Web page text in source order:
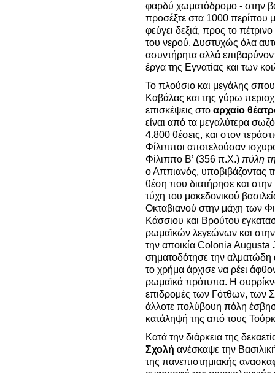
φαρδύ χωματόδρομο - στην
προσέξτε στα 1000 περίπου
φεύγει δεξιά, προς το
του νερού. Δυστυχώς όλα
ασυντήρητα αλλά
έργα της Εγνατίας και των
Το πλούσιο και μεγάλης
Καβάλας και της γύρω
επισκέψεις στο αρχαίο
είναι από τα μεγαλύτερα
4.800 θέσεις, και στον
Φίλιπποι αποτελούσαν
Φίλιππο Β’ (356 π.Χ.) πύλη
ο Αππιανός, υποβιβάζοντας
θέση που διατήρησε και
τύχη του μακεδονικού
Οκταβιανού στην μάχη των
Κάσσιου και Βρούτου
ρωμαϊκών λεγεώνων και στην
την αποικία Colonia
σηματοδότησε την αλματώδη
το χρήμα άρχισε να ρέει
ρωμαϊκά πρότυπα. Η
επιδρομές των Γότθων, των
άλλοτε πολύβουη πόλη
κατάληψή της από τους
Κατά την διάρκεια της
Σχολή ανέσκαψε την
της πανεπιστημιακής